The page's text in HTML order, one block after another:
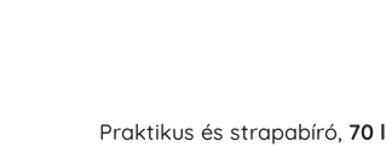
Praktikus és strapabíró, 70 l